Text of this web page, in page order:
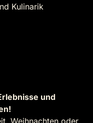
Kulinarik
und
Weihnachten oder